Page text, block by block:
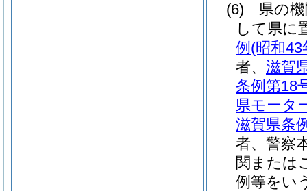
(6)
県の
して県に
例 (昭和43
者、 滋賀
条例第18
県モータ
滋賀県条
者、警察
関または
例等をい